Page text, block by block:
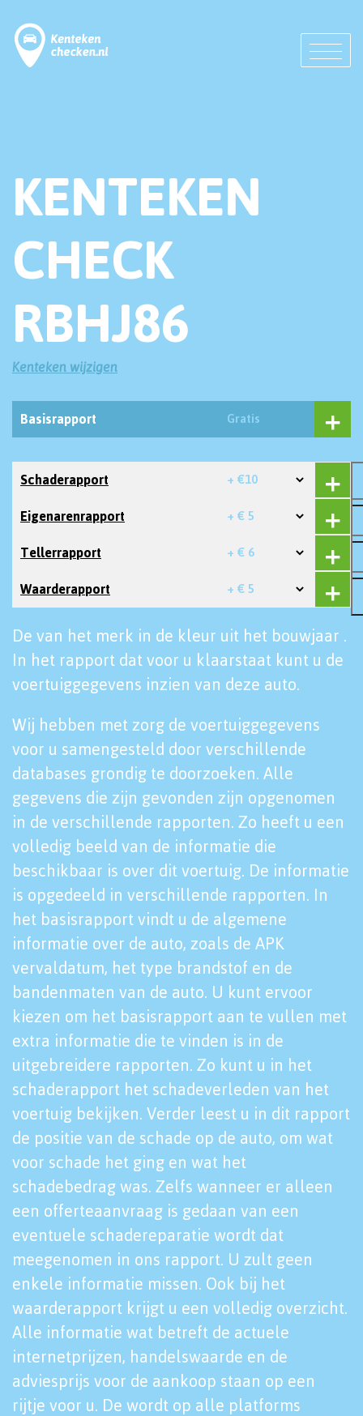
KENTEKEN
CHECK
RBHJ86
Kenteken wijzigen
Basisrapport Gratis
Schaderapport + €10
Eigenarenrapport + € 5
Tellerrapport + € 6
Waarderapport + € 5
De van het merk in de kleur uit het bouwjaar .
In het rapport dat voor u klaarstaat kunt u de
voertuiggegevens inzien van deze auto.
Wij hebben met zorg de voertuiggegevens
voor u samengesteld door verschillende
databases grondig te doorzoeken. Alle
gegevens die zijn gevonden zijn opgenomen
in de verschillende rapporten. Zo heeft u een
volledig beeld van de informatie die
beschikbaar is over dit voertuig. De informatie
is opgedeeld in verschillende rapporten. In
het basisrapport vindt u de algemene
informatie over de auto, zoals de APK
vervaldatum, het type brandstof en de
bandenmaten van de auto. U kunt ervoor
kiezen om het basisrapport aan te vullen met
extra informatie die te vinden is in de
uitgebreidere rapporten. Zo kunt u in het
schaderapport het schadeverleden van het
voertuig bekijken. Verder leest u in dit rapport
de positie van de schade op de auto, om wat
voor schade het ging en wat het
schadebedrag was. Zelfs wanneer er alleen
een offerteaanvraag is gedaan van een
eventuele schadereparatie wordt dat
meegenomen in ons rapport. U zult geen
enkele informatie missen. Ook bij het
waarderapport krijgt u een volledig overzicht.
Alle informatie wat betreft de actuele
internetprijzen, handelswaarde en de
adviesprijs voor de aankoop staan op een
rijtje voor u. De wordt op alle platforms